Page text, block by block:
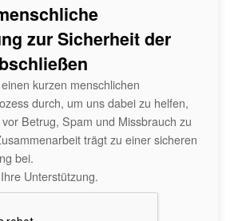
zur Sicherheit der
kurzen menschlichen
durch, um uns dabei zu helfen,
Betrug, Spam und Missbrauch zu
trägt zu einer sicheren
bei.
Unterstützung.